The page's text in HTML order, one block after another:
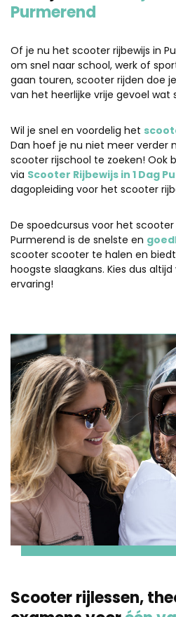
Purmerend
Of je nu het scooter rijbewijs in
om snel naar school, werk of
gaan touren, scooter rijden doe
van het heerlijke vrije gevoel
Wil je snel en voordelig het
Dan hoef je nu niet meer verder
scooter rijschool te zoeken! Ook
via Scooter Rijbewijs in 1 Dag
dagopleiding voor het scooter
De spoedcursus voor het scooter
Purmerend is de snelste en
scooter scooter te halen en
hoogste slaagkans. Kies dus
ervaring!
Scooter rijlessen,